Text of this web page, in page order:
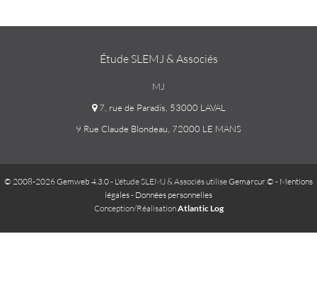
Étude SLEMJ & Associés
MJ
7, rue de Paradis, 53000 LAVAL
9 Rue Claude Blondeau, 72000 LE MANS
© 2008-2026 Gemweb 4.3.0- L'étude SLEMJ & Associés utiliseGemarcur © - Mentions
légales- Données personnelles
Conception/RéalisationAtlantic Log